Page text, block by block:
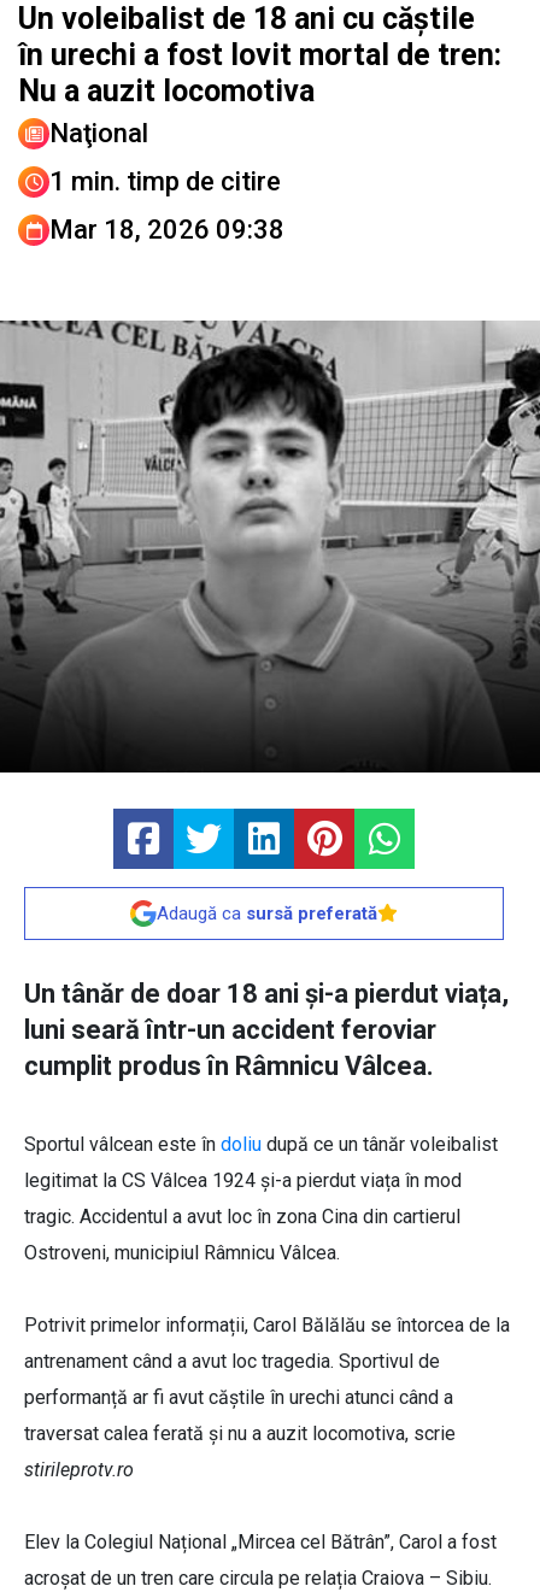
Un voleibalist de 18 ani cu căștile
în urechi a fost lovit mortal de tren:
Nu a auzit locomotiva
Naţional
1 min. timp de citire
Mar 18, 2026 09:38
Adaugă ca sursă preferată
Un tânăr de doar 18 ani și-a pierdut viața,
luni seară într-un accident feroviar
cumplit produs în Râmnicu Vâlcea.
Sportul vâlcean este în doliu după ce un tânăr voleibalist
legitimat la CS Vâlcea 1924 și-a pierdut viața în mod
tragic. Accidentul a avut loc în zona Cina din cartierul
Ostroveni, municipiul Râmnicu Vâlcea.
Potrivit primelor informații, Carol Bălălău se întorcea de la
antrenament când a avut loc tragedia. Sportivul de
performanță ar fi avut căștile în urechi atunci când a
traversat calea ferată și nu a auzit locomotiva, scrie
stirileprotv.ro
Elev la Colegiul Național „Mircea cel Bătrân”, Carol a fost
acroșat de un tren care circula pe relația Craiova – Sibiu.